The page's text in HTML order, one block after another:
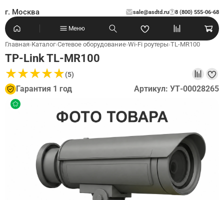
г. Москва sale@asdtd.ru 8 (800) 555-06-68
?
Меню
Главная›Каталог›Сетевое оборудование›Wi-Fi роутеры›TL-MR100
TP-Link TL-MR100
★★★★★
★★★★★(5)
Гарантия 1 год Артикул: УТ-00028265